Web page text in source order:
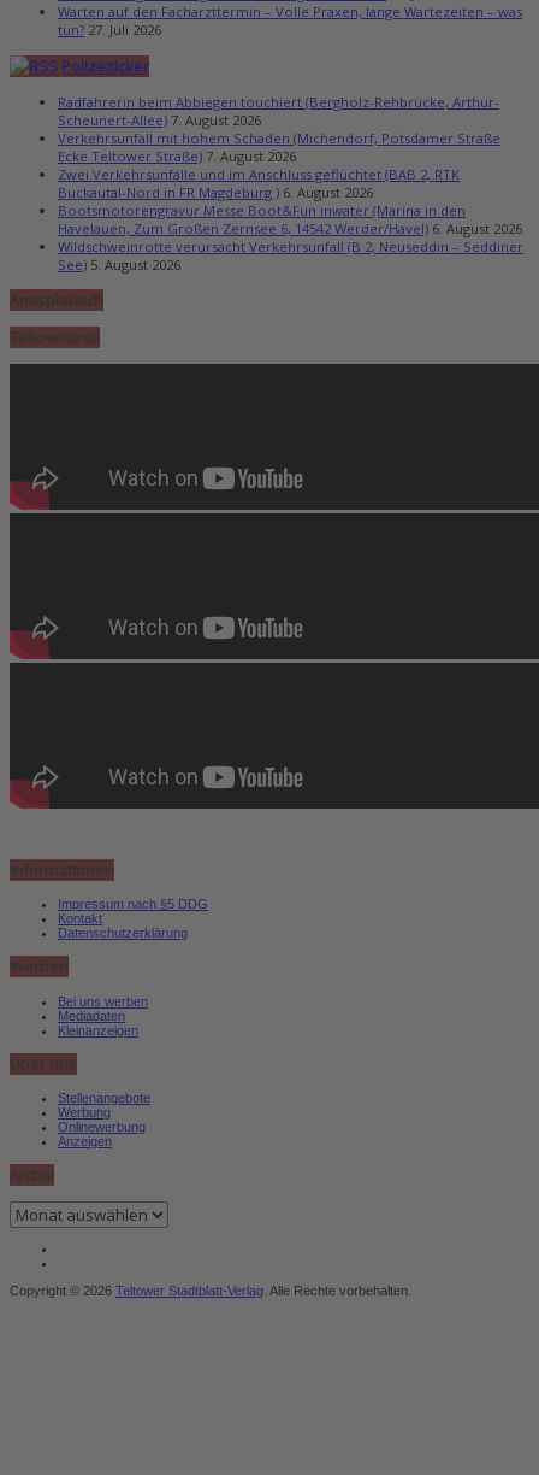
Warten auf den Facharzttermin – Volle Praxen, lange Wartezeiten – was
tun? 27. Juli 2026
Polizeiticker
Radfahrerin beim Abbiegen touchiert (Bergholz-Rehbrücke, Arthur-
Scheunert-Allee) 7. August 2026
Verkehrsunfall mit hohem Schaden (Michendorf, Potsdamer Straße
Ecke Teltower Straße) 7. August 2026
Zwei Verkehrsunfälle und im Anschluss geflüchtet (BAB 2, RTK
Buckautal-Nord in FR Magdeburg ) 6. August 2026
Bootsmotorengravur Messe Boot&Fun inwater (Marina in den
Havelauen, Zum Großen Zernsee 6, 14542 Werder/Havel) 6. August 2026
Wildschweinrotte verursacht Verkehrsunfall (B 2, Neuseddin – Seddiner
See) 5. August 2026
Amtsplausch
TeltowKanal
Informationen
Impressum nach §5 DDG
Kontakt
Datenschutzerklärung
Werben
Bei uns werben
Mediadaten
Kleinanzeigen
Über uns
Stellenangebote
Werbung
Onlinewerbung
Anzeigen
Archiv
Archiv
Copyright © 2026 Teltower Stadtblatt-Verlag . Alle Rechte vorbehalten.